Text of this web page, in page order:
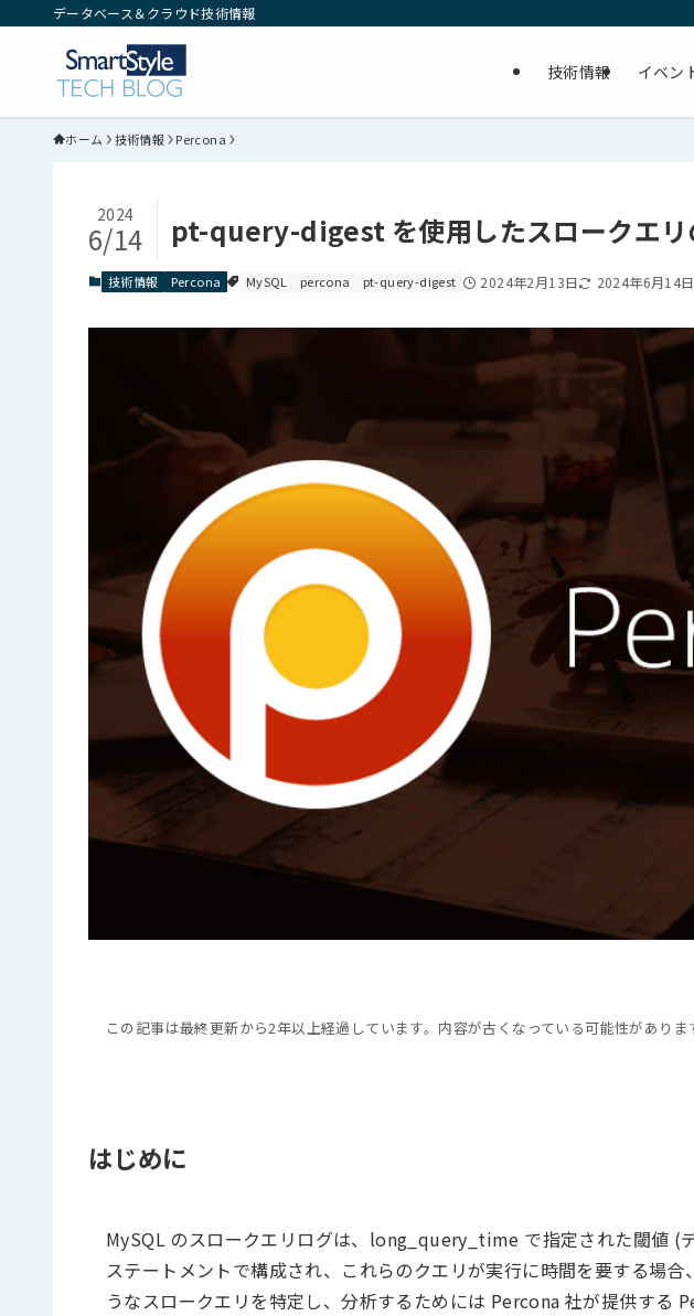
データベース＆クラウド技術情報
技術情報 イベン
ホーム 技術情報 Percona
pt-query-digest を使用したスロークエリ
2024
6/14
技術情報 Percona MySQL percona pt-query-digest 2024年2月13日 2024年6月14日
この記事は最終更新から2年以上経過しています。内容が古くなっている可能性がありま
はじめに
MySQL のスロークエリログは、long_query_time で指定された閾値 (
ステートメントで構成され、これらのクエリが実行に時間を要する場合
うなスロークエリを特定し、分析するためには Percona 社が提供する